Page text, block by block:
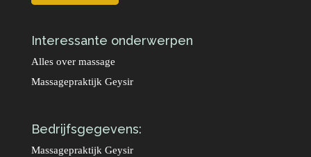
Interessante onderwerpen
Alles over massage
Massagepraktijk Geysir
Bedrijfsgegevens:
Massagepraktijk Geysir